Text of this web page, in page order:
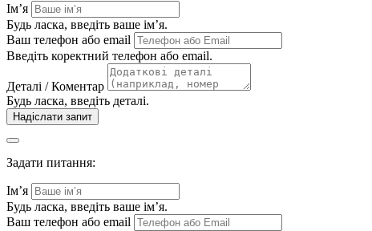
Ім’я
Будь ласка, введіть ваше ім’я.
Ваш телефон або email
Введіть коректний телефон або email.
Деталі / Коментар
Будь ласка, введіть деталі.
Надіслати запит
Задати питання:
Ім’я
Будь ласка, введіть ваше ім’я.
Ваш телефон або email